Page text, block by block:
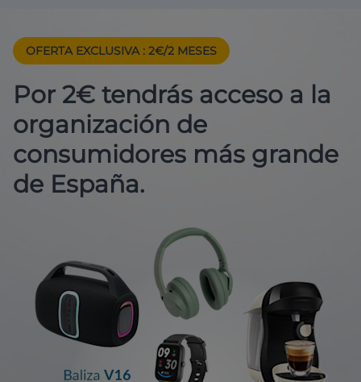
OFERTA EXCLUSIVA : 2€/2 MESES
Por 2€ tendrás acceso a la
organización de
consumidores más grande
de España.